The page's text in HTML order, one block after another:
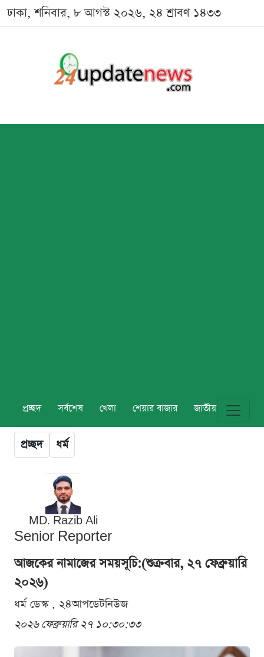
ঢাকা, শনিবার, ৮ আগস্ট ২০২৬, ২৪ শ্রাবণ ১৪৩৩
প্রচ্ছদ সর্বশেষ খেলা শেয়ার বাজার জাতীয় বিশ্ব
প্রচ্ছদ ধর্ম
MD. Razib Ali
Senior Reporter
আজকের নামাজের সময়সূচি:(শুক্রবার, ২৭ ফেব্রুয়ারি
২০২৬)
ধর্ম ডেস্ক . ২৪আপডেটনিউজ
২০২৬ ফেব্রুয়ারি ২৭ ১০:৩০:৩৩